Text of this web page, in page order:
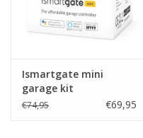
Ismartgate mini
garage kit
€74,95 €69,95